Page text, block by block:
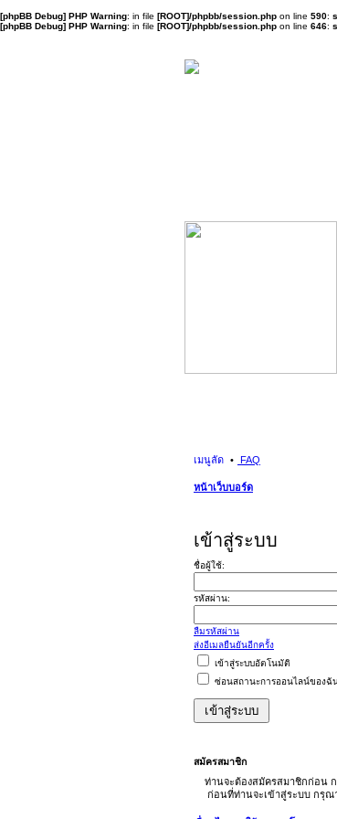
[phpBB Debug] PHP Warning: in file [ROOT]/phpbb/session.php on line 590:
[phpBB Debug] PHP Warning: in file [ROOT]/phpbb/session.php on line 646:
เมนูลัด FAQ
หน้าเว็บบอร์ด
เข้าสู่ระบบ
ชื่อผู้ใช้:
รหัสผ่าน:
ลืมรหัสผ่าน
ส่งอีเมลยืนยันอีกครั้ง
เข้าสู่ระบบอัตโนมัติ
ซ่อนสถานะการออนไลน์ของฉั
สมัครสมาชิก
ท่านจะต้องสมัครสมาชิกก่อน ก
ก่อนที่ท่านจะเข้าสู่ระบบ กรุณา